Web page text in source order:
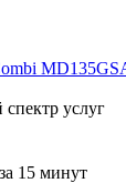
услуг
15 минут